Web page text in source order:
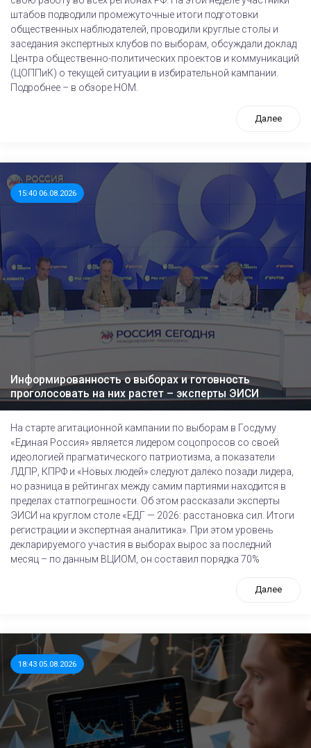
штабов подводили промежуточные итоги подготовки
общественных наблюдателей, проводили круглые столы и
заседания экспертных клубов по выборам, обсуждали доклад
Центра общественно-политических проектов и коммуникаций
(ЦОППиК) о текущей ситуации в избирательной кампании.
Подробнее – в обзоре НОМ.
Далее
15:40 06.08.2026
Информированность о выборах и готовность
проголосовать на них растет – эксперты ЭИСИ
На старте агитационной кампании по выборам в Госдуму
«Единая Россия» является лидером соцопросов со своей
идеологией прагматического патриотизма, а показатели
ЛДПР, КПРФ и «Новых людей» следуют далеко позади лидера,
но разница в рейтингах между самим партиями находится в
пределах статпогрешности. Об этом рассказали эксперты
ЭИСИ на круглом столе «ЕДГ — 2026: расстановка сил. Итоги
регистрации и экспертная аналитика». При этом уровень
декларируемого участия в выборах вырос за последний
месяц – по данным ВЦИОМ, он составил порядка 70%
Далее
18:43 05.08.2026